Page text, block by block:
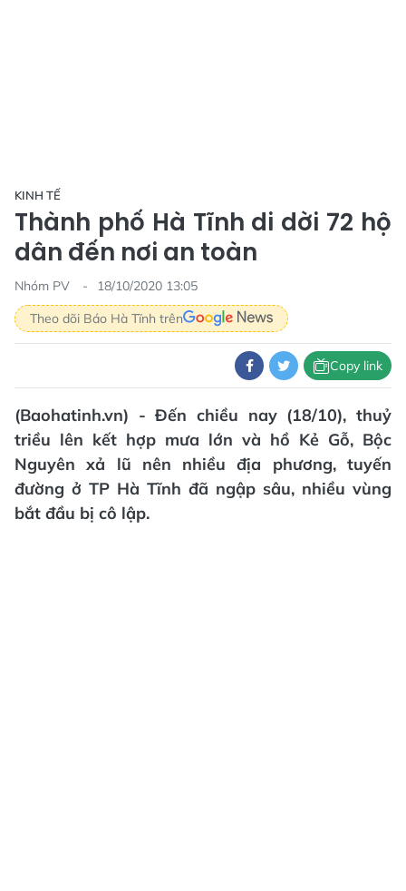
KINH TẾ
Thành phố Hà Tĩnh di dời 72 hộ
dân đến nơi an toàn
Nhóm PV
18/10/2020 13:05
Theo dõi Báo Hà Tĩnh trên
Copy link
(Baohatinh.vn) - Đến chiều nay (18/10), thuỷ
triều lên kết hợp mưa lớn và hồ Kẻ Gỗ, Bộc
Nguyên xả lũ nên nhiều địa phương, tuyến
đường ở TP Hà Tĩnh đã ngập sâu, nhiều vùng
bắt đầu bị cô lập.